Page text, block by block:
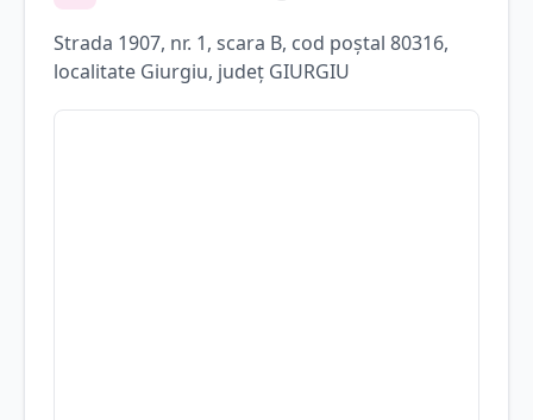
Strada 1907, nr. 1, scara B, cod poștal 80316,
localitate Giurgiu, județ GIURGIU